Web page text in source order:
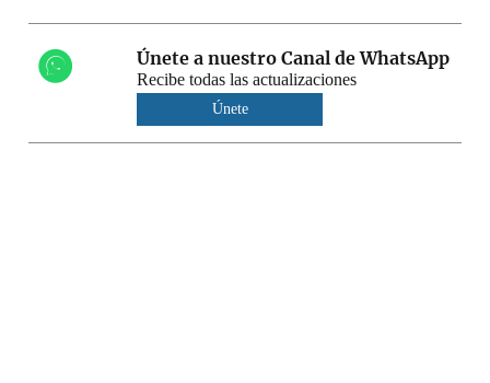
Únete a nuestro Canal de WhatsApp
Recibe todas las actualizaciones
Únete